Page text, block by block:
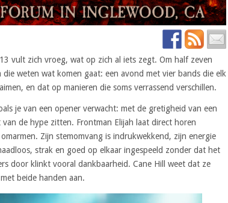
vult zich vroeg, wat op zich al iets zegt. Om half zeven
weten wat komen gaat: een avond met vier bands die elk
en dat op manieren die soms verrassend verschillen.
je van een opener verwacht: met de gretigheid van een
de hype zitten. Frontman Elijah laat direct horen
Zijn stemomvang is indrukwekkend, zijn energie
strak en goed op elkaar ingespeeld zonder dat het
door klinkt vooral dankbaarheid. Cane Hill weet dat ze
beide handen aan.